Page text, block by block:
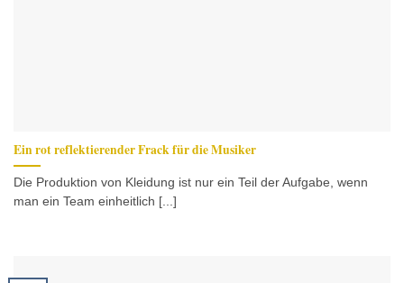
Ein rot reflektierender Frack für die Musiker
Die Produktion von Kleidung ist nur ein Teil der Aufgabe, wenn
man ein Team einheitlich [...]